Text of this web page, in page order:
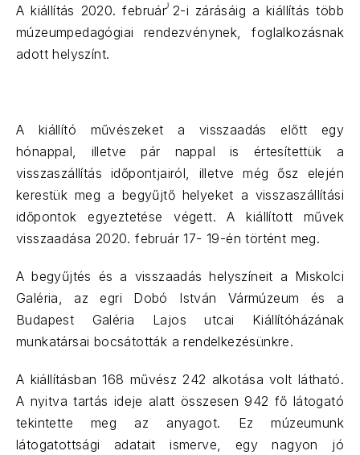
A kiállítás 2020. február 2-i zárásáig a kiállítás több
múzeumpedagógiai rendezvénynek, foglalkozásnak
adott helyszínt.
A kiállító művészeket a visszaadás előtt egy
hónappal, illetve pár nappal is értesítettük a
visszaszállítás időpontjairól, illetve még ősz elején
kerestük meg a begyűjtő helyeket a visszaszállítási
időpontok egyeztetése végett. A kiállított művek
visszaadása 2020. február 17- 19-én történt meg.
A begyűjtés és a visszaadás helyszíneit a Miskolci
Galéria, az egri Dobó István Vármúzeum és a
Budapest Galéria Lajos utcai Kiállítóházának
munkatársai bocsátották a rendelkezésünkre.
A kiállításban 168 művész 242 alkotása volt látható.
A nyitva tartás ideje alatt összesen 942 fő látogató
tekintette meg az anyagot. Ez múzeumunk
látogatottsági adatait ismerve, egy nagyon jó